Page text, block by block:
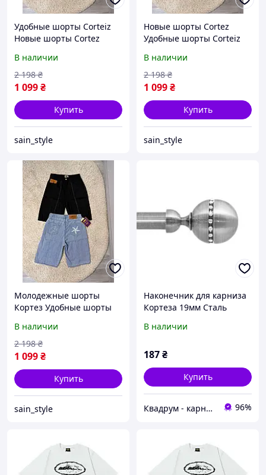
Удобные шорты Corteiz
Новые шорты Cortez
Кортез
В наличии
1 099₴
2 198 ₴
Купить
sain_style
Новые шорты Cortez
Удобные шорты Corteiz
Кортез
В наличии
1 099₴
2 198 ₴
Купить
sain_style
Молодежные шорты
Кортез Удобные шорты
Cortez
В наличии
1 099₴
2 198 ₴
Купить
sain_style
Наконечник для карниза
Кортеза 19мм Сталь
В наличии
187₴
Купить
Квадрум - карнизи 96%